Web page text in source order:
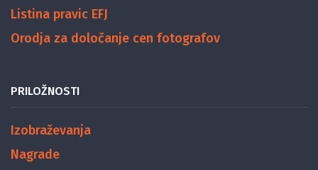
Listina pravic EFJ
Orodja za določanje cen fotografov
PRILOŽNOSTI
Izobraževanja
Nagrade